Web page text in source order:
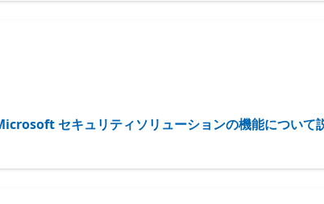
セキュリティソリューションの機能について